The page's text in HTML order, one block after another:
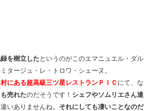
を樹立した というのがこのエマニュエル・ダル
タージュ・レ・トロワ・シェーヌ。
にある超高級三ツ星レストランＰＩＣ にて、な
売れたのだそうです！ シェフやソムリエさん達
いありませんね。 それにしても凄いことなのだ